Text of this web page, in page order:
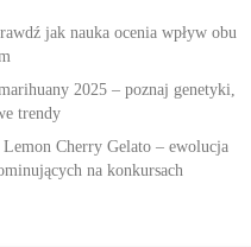
jak nauka ocenia wpływ obu
2025 – poznaj genetyki,
trendy
Lemon Cherry Gelato – ewolucja
na konkursach